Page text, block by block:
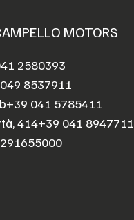
MOTORS
2580393
8537911
+39 041 5785411
414+39 041 8947711